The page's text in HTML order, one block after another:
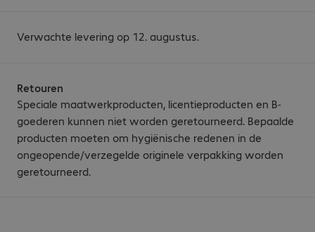
Verwachte levering op 12. augustus.
Retouren
Speciale maatwerkproducten, licentieproducten en B-
goederen kunnen niet worden geretourneerd. Bepaalde
producten moeten om hygiënische redenen in de
ongeopende/verzegelde originele verpakking worden
geretourneerd.